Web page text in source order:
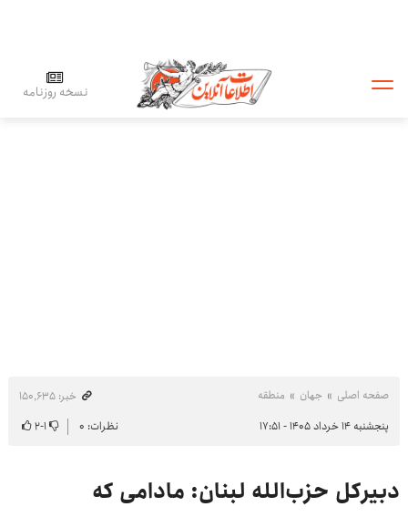
نسخه روزنامه
صفحه اصلی جهان منطقه
خبر: ۱۵۰٬۶۳۵
پنجشنبه ۱۴ خرداد ۱۴۰۵ - ۱۷:۵۱
نظرات: ۰ ۱-۲
دبیرکل حزب‌الله لبنان: مادامی که